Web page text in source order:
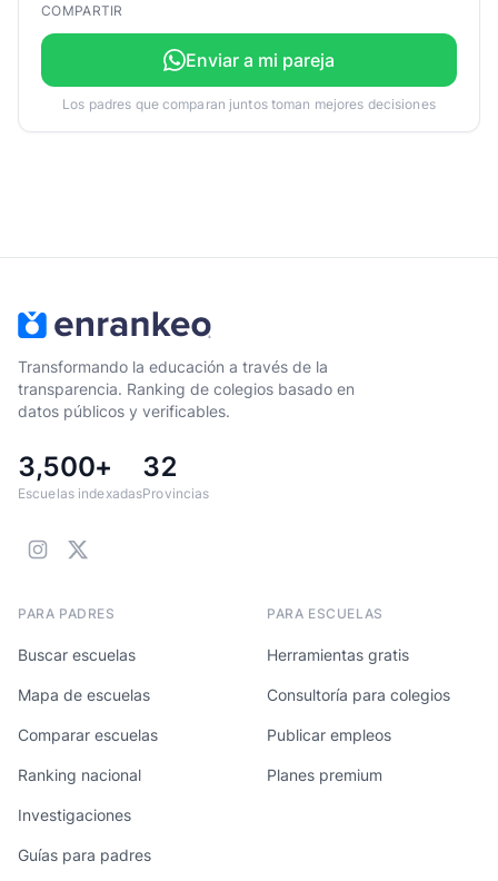
COMPARTIR
Enviar a mi pareja
Los padres que comparan juntos toman mejores decisiones
Transformando la educación a través de la
transparencia. Ranking de colegios basado en
datos públicos y verificables.
3,500+
Escuelas indexadas
32
Provincias
PARA PADRES
Buscar escuelas
Mapa de escuelas
Comparar escuelas
Ranking nacional
Investigaciones
Guías para padres
PARA ESCUELAS
Herramientas gratis
Consultoría para colegios
Publicar empleos
Planes premium